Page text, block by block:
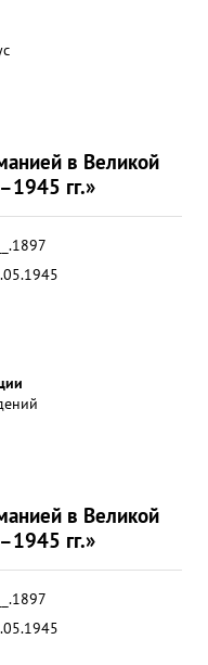
в Великой
гг.»
в Великой
гг.»